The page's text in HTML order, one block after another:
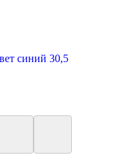
синий 30,5